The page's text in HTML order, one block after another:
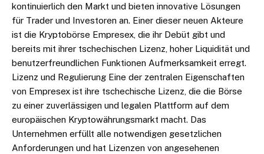
kontinuierlich den Markt und bieten innovative Lösungen
für Trader und Investoren an. Einer dieser neuen Akteure
ist die Kryptobörse Empresex, die ihr Debüt gibt und
bereits mit ihrer tschechischen Lizenz, hoher Liquidität und
benutzerfreundlichen Funktionen Aufmerksamkeit erregt.
Lizenz und Regulierung Eine der zentralen Eigenschaften
von Empresex ist ihre tschechische Lizenz, die die Börse
zu einer zuverlässigen und legalen Plattform auf dem
europäischen Kryptowährungsmarkt macht. Das
Unternehmen erfüllt alle notwendigen gesetzlichen
Anforderungen und hat Lizenzen von angesehenen